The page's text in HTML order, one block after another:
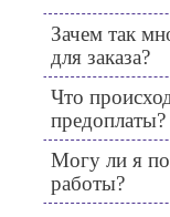
Зачем так
для заказа?
Что
предоплаты?
Могу ли я
работы?